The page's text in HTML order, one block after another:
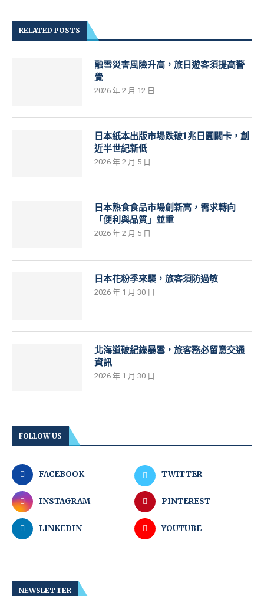
RELATED POSTS
融雪災害風險升高，旅日遊客須提高警
覺
2026 年 2 月 12 日
日本紙本出版市場跌破1兆日圓關卡，創
近半世紀新低
2026 年 2 月 5 日
日本熟食食品市場創新高，需求轉向
「便利與品質」並重
2026 年 2 月 5 日
日本花粉季來襲，旅客須防過敏
2026 年 1 月 30 日
北海道破紀錄暴雪，旅客務必留意交通
資訊
2026 年 1 月 30 日
FOLLOW US
FACEBOOK TWITTER
INSTAGRAM PINTEREST
LINKEDIN YOUTUBE
NEWSLETTER